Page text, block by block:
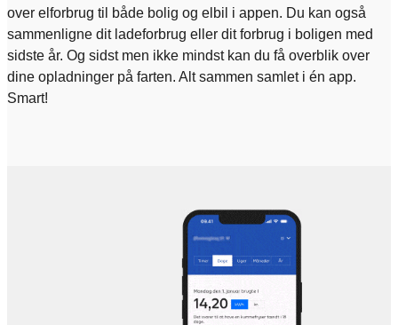
over elforbrug til både bolig og elbil i appen. Du kan også
sammenligne dit ladeforbrug eller dit forbrug i boligen med
sidste år. Og sidst men ikke mindst kan du få overblik over
dine opladninger på farten. Alt sammen samlet i én app.
Smart!